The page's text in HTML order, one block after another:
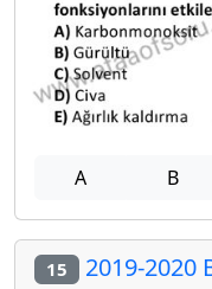
A B
15 2019-2020